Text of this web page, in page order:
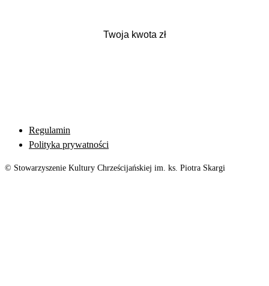
Regulamin
Polityka prywatności
© Stowarzyszenie Kultury Chrześcijańskiej im. ks. Piotra Skargi